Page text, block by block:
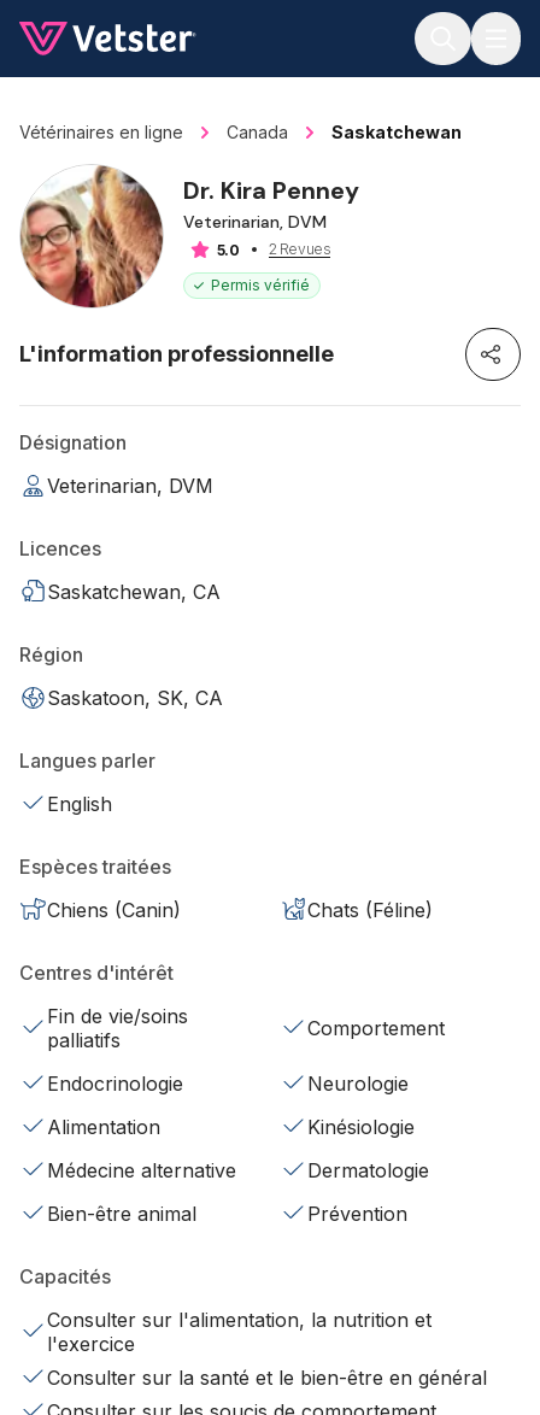
Vétérinaires en ligne Canada Saskatchewan
Dr. Kira Penney
Veterinarian, DVM
5.0
2 Revues
Permis vérifié
L'information professionnelle
Désignation
Veterinarian, DVM
Licences
Saskatchewan, CA
Région
Saskatoon, SK, CA
Langues parler
English
Espèces traitées
Chiens (Canin)
Chats (Féline)
Centres d'intérêt
Fin de vie/soins
palliatifs
Comportement
Endocrinologie
Neurologie
Alimentation
Kinésiologie
Médecine alternative
Dermatologie
Bien-être animal
Prévention
Capacités
Consulter sur l'alimentation, la nutrition et
l'exercice
Consulter sur la santé et le bien-être en général